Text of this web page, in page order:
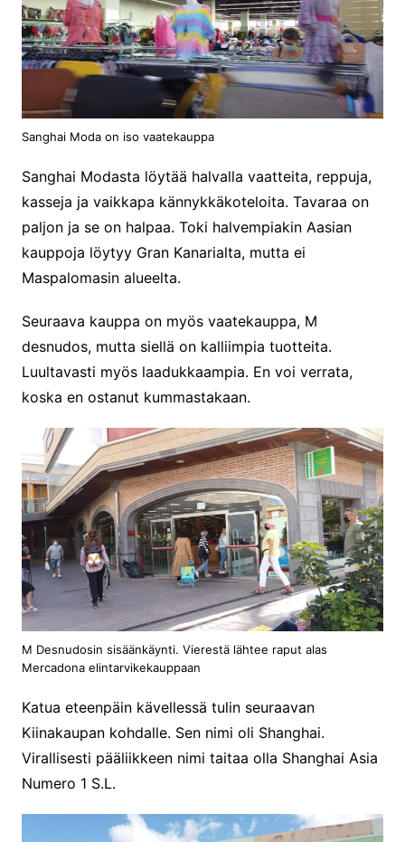
Sanghai Moda on iso vaatekauppa
Sanghai Modasta löytää halvalla vaatteita, reppuja,
kasseja ja vaikkapa kännykkäkoteloita. Tavaraa on
paljon ja se on halpaa. Toki halvempiakin Aasian
kauppoja löytyy Gran Kanarialta, mutta ei
Maspalomasin alueelta.
Seuraava kauppa on myös vaatekauppa, M
desnudos, mutta siellä on kalliimpia tuotteita.
Luultavasti myös laadukkaampia. En voi verrata,
koska en ostanut kummastakaan.
M Desnudosin sisäänkäynti. Vierestä lähtee raput alas
Mercadona elintarvikekauppaan
Katua eteenpäin kävellessä tulin seuraavan
Kiinakaupan kohdalle. Sen nimi oli Shanghai.
Virallisesti pääliikkeen nimi taitaa olla Shanghai Asia
Numero 1 S.L.